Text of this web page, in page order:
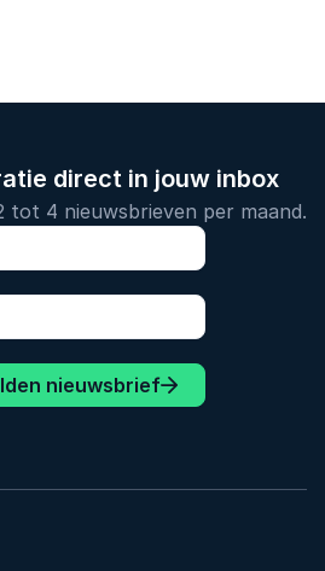
direct in jouw inbox
tot 4 nieuwsbrieven per maand.
nieuwsbrief